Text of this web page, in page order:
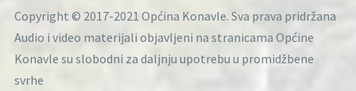
Copyright © 2017-2021 Općina Konavle. Sva prava pridržana
Audio i video materijali objavljeni na stranicama Općine
Konavle su slobodni za daljnju upotrebu u promidžbene
svrhe